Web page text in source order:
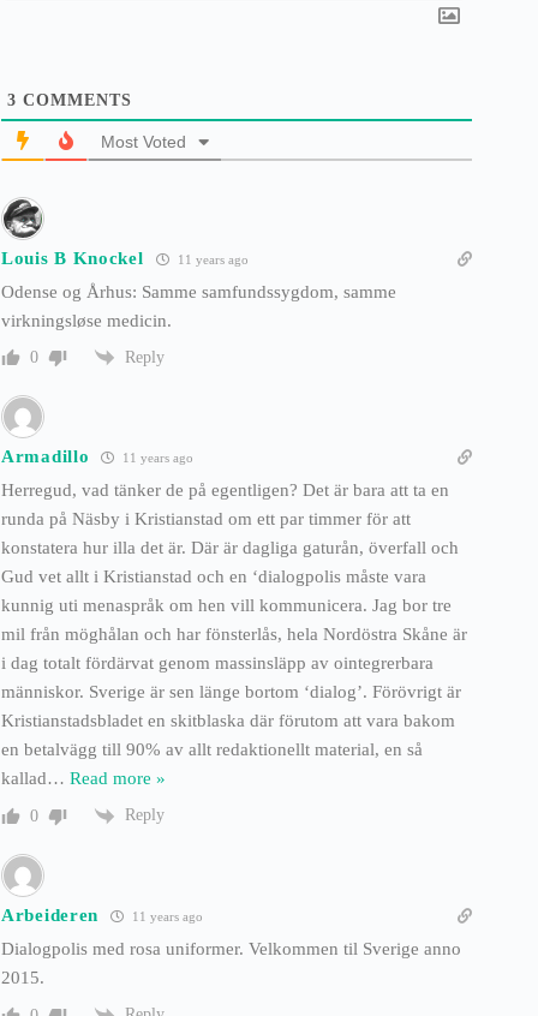
3 COMMENTS
Most Voted
Louis B Knockel 11 years ago
Odense og Århus: Samme samfundssygdom, samme
virkningsløse medicin.
0 Reply
Armadillo 11 years ago
Herregud, vad tänker de på egentligen? Det är bara att ta en
runda på Näsby i Kristianstad om ett par timmer för att
konstatera hur illa det är. Där är dagliga gaturån, överfall och
Gud vet allt i Kristianstad och en ‘dialogpolis måste vara
kunnig uti menaspråk om hen vill kommunicera. Jag bor tre
mil från möghålan och har fönsterlås, hela Nordöstra Skåne är
i dag totalt fördärvat genom massinsläpp av ointegrerbara
människor. Sverige är sen länge bortom ‘dialog’. Förövrigt är
Kristianstadsbladet en skitblaska där förutom att vara bakom
en betalvägg till 90% av allt redaktionellt material, en så
kallad… Read more »
0 Reply
Arbeideren 11 years ago
Dialogpolis med rosa uniformer. Velkommen til Sverige anno
2015.